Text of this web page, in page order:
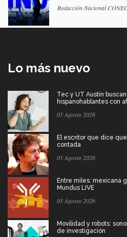
Redacción Nacional
Lo más nuevo
Tec y UT Austin
hispanohablantes con
05 Agosto 2026
El escritor que dice
contada
05 Agosto 2026
Entre miles: mexicana
Mundus LIVE
05 Agosto 2026
Movilidad y robots:
de investigación